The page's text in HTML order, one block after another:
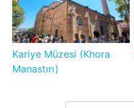
Kariye Müzesi (Khora
Manastırı)